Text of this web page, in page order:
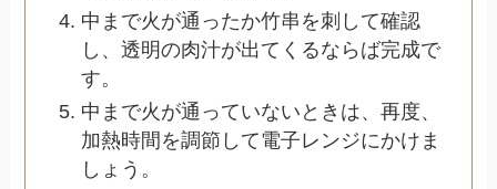
中まで火が通ったか竹串を刺して確認
し、透明の肉汁が出てくるならば完成で
す。
中まで火が通っていないときは、再度、
加熱時間を調節して電子レンジにかけま
しょう。